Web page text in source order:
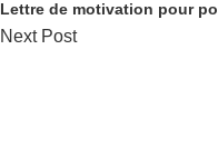
Lettre de motivation pour
Next Post